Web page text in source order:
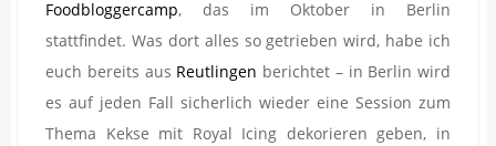
Foodbloggercamp, das im Oktober in Berlin
stattfindet. Was dort alles so getrieben wird, habe ich
euch bereits aus Reutlingen berichtet – in Berlin wird
es auf jeden Fall sicherlich wieder eine Session zum
Thema Kekse mit Royal Icing dekorieren geben, in